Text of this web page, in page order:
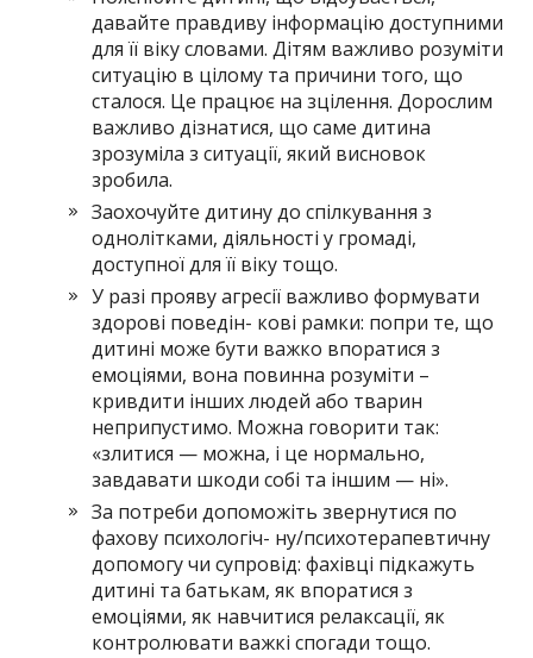
давайте правдиву ін­формацію доступними
для її віку словами. Дітям важливо розуміти
ситуацію в цілому та причини того, що
сталося. Це працює на зцілення. Дорослим
важливо дізнатися, що саме дитина
зрозуміла з ситуації, який висновок
зробила.
Заохочуйте дитину до спілкування з
однолітками, діяль­ності у громаді,
доступної для її віку тощо.
У разі прояву агресії важливо формувати
здорові поведін- кові рамки: попри те, що
дитині може бути важко впора­тися з
емоціями, вона повинна розуміти –
кривдити інших людей або тварин
неприпустимо. Можна говорити так:
«злитися — можна, і це нормально,
завдавати шкоди собі та іншим — ні».
За потреби допоможіть звернутися по
фахову психологіч- ну/психотерапевтичну
допомогу чи супровід: фахівці під­кажуть
дитині та батькам, як впоратися з
емоціями, як на­вчитися релаксації, як
контролювати важкі спогади тощо.